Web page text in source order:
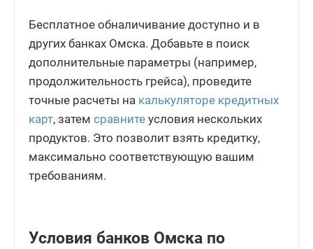
Бесплатное обналичивание доступно и в
других банках Омска. Добавьте в поиск
дополнительные параметры (например,
продолжительность грейса), проведите
точные расчеты на калькуляторе кредитных
карт, затем сравните условия нескольких
продуктов. Это позволит взять кредитку,
максимально соответствующую вашим
требованиям.
Условия банков Омска по